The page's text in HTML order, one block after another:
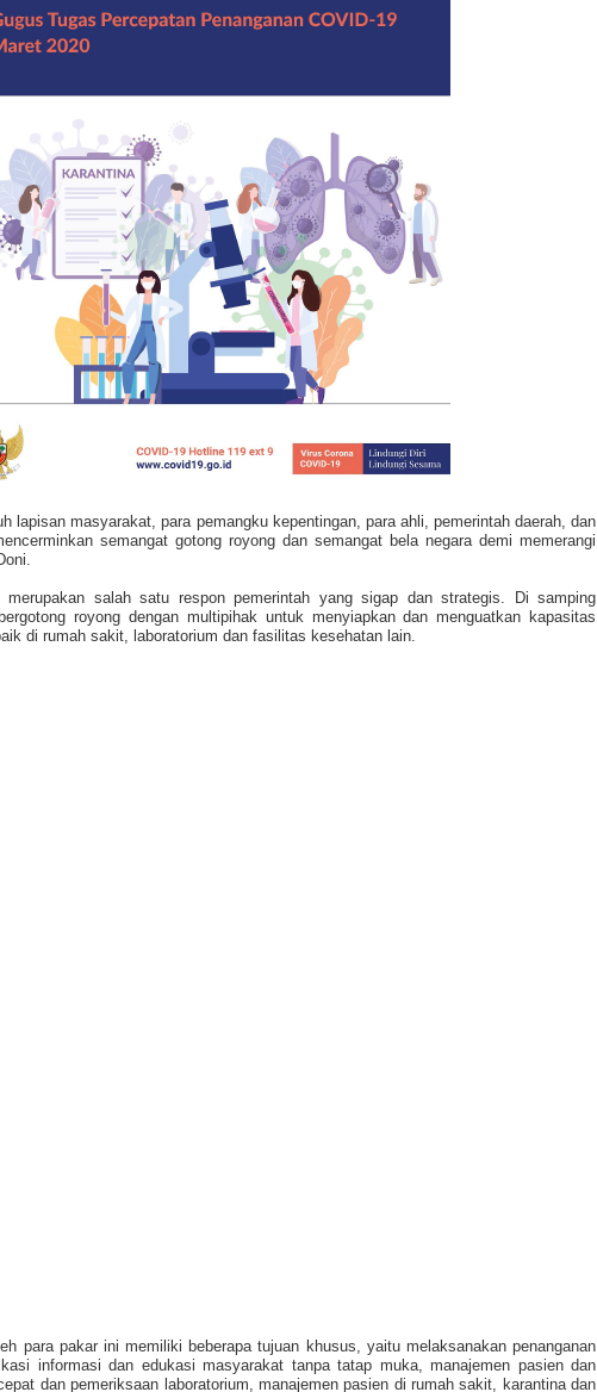
lapisan masyarakat, para pemangku kepentingan, para ahli, pemerintah daerah, dan
semangat gotong royong dan semangat bela negara demi memerangi
merupakan salah satu respon pemerintah yang sigap dan strategis. Di samping
royong dengan multipihak untuk menyiapkan dan menguatkan kapasitas
di rumah sakit, laboratorium dan fasilitas kesehatan lain.
para pakar ini memiliki beberapa tujuan khusus, yaitu melaksanakan penanganan
informasi dan edukasi masyarakat tanpa tatap muka, manajemen pasien dan
dan pemeriksaan laboratorium, manajemen pasien di rumah sakit, karantina dan